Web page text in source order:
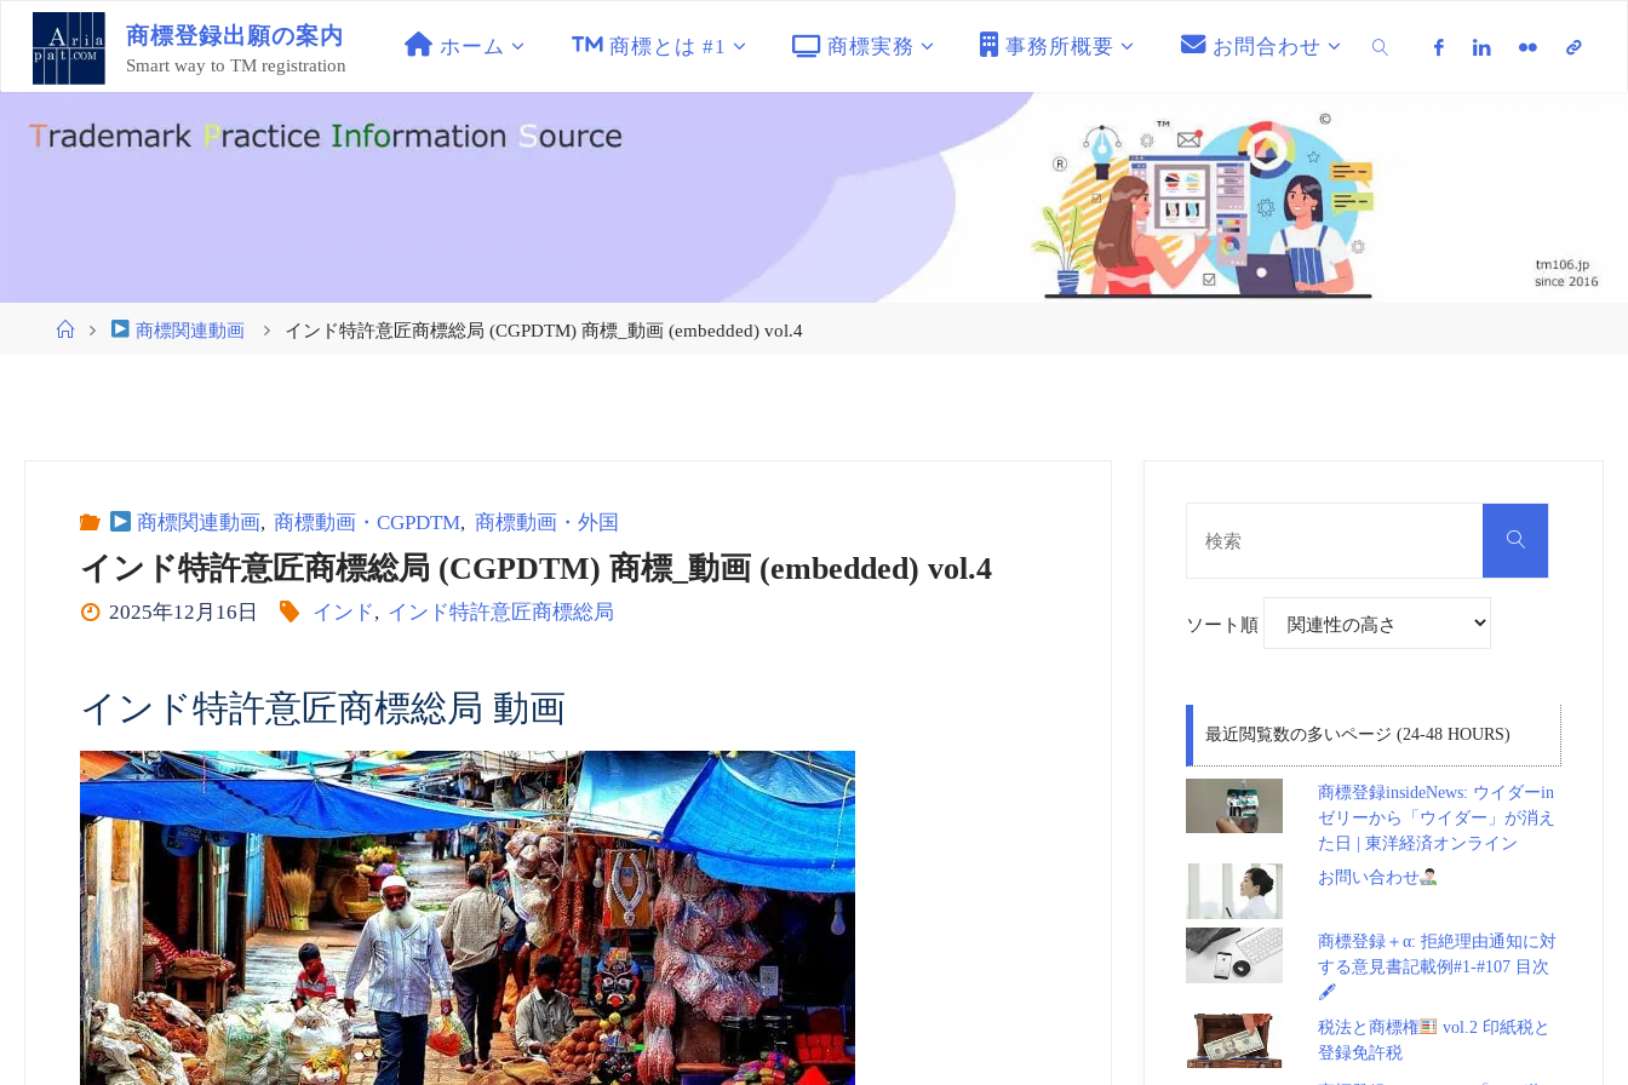
ン
商標登録出願の案内
Smart way to TM registration
ホーム 商標とは #1 商標実務 事務所概要 お問合わせ
ホ
商標関連動画 インド特許意匠商標総局 (CGPDTM) 商標_動画 (embedded) vol.4
商標関連動画, 商標動画・CGPDTM, 商標動画・外国
インド特許意匠商標総局 (CGPDTM) 商標_動画 (embedded) vol.4
2025年12月16日 インド, インド特許意匠商標総局
インド特許意匠商標総局 動画
検
ソート順
最近閲覧数の多いページ (24-48 HOURS)
商標登録insideNews: ウイダーin
ゼリーから「ウイダー」が消え
た日 | 東洋経済オンライン
お問い合わせ
商標登録＋α: 拒絶理由通知に対
する意見書記載例#1-#107 目次
🖋
税法と商標権
vol.2 印紙税と
登録免許税